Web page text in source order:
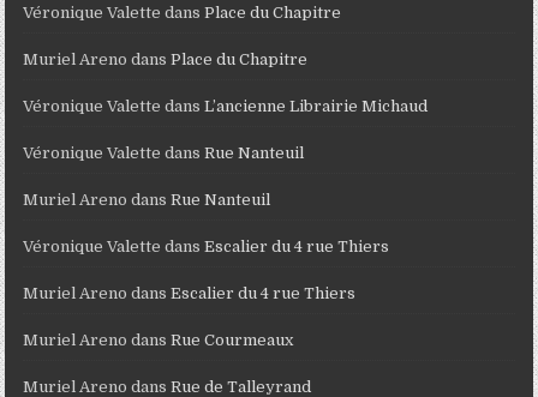
Véronique Valette dansPlace du Chapitre
Muriel Areno dansPlace du Chapitre
Véronique Valette dansL’ancienne Librairie Michaud
Véronique Valette dansRue Nanteuil
Muriel Areno dansRue Nanteuil
Véronique Valette dansEscalier du 4 rue Thiers
Muriel Areno dansEscalier du 4 rue Thiers
Muriel Areno dansRue Courmeaux
Muriel Areno dansRue de Talleyrand